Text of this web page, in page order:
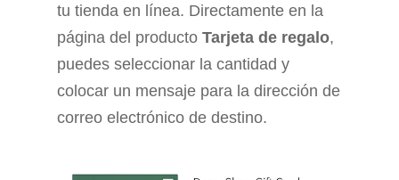
tu tienda en línea. Directamente en la
página del producto Tarjeta de regalo,
puedes seleccionar la cantidad y
colocar un mensaje para la dirección de
correo electrónico de destino.